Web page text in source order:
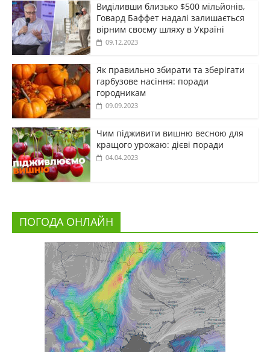
Виділивши близько $500 мільйонів,
Говард Баффет надалі залишається
вірним своєму шляху в Україні
09.12.2023
Як правильно збирати та зберігати
гарбузове насіння: поради
городникам
09.09.2023
Чим підживити вишню весною для
кращого урожаю: дієві поради
04.04.2023
ПОГОДА ОНЛАЙН